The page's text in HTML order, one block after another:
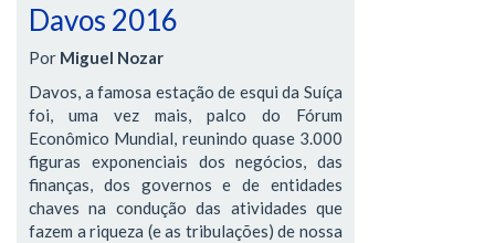
Davos 2016
Por Miguel Nozar
Davos, a famosa estação de esqui da Suíça
foi, uma vez mais, palco do Fórum
Econômico Mundial, reunindo quase 3.000
figuras exponenciais dos negócios, das
finanças, dos governos e de entidades
chaves na condução das atividades que
fazem a riqueza (e as tribulações) de nossa